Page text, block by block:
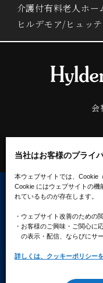
当社はお客様のプライ
本ウェブサイトでは、Cookie
Cookie にはウェブサイトの機
れているものが存在します。
・ウェブサイト改善のための
・お客様のご興味・ご関心に
の表示・配信、ならびにサ
詳しくは、クッキーポリシー
介護付有料老人ホー
ヒルデモア/ヒュッ
会
プライバシーポリシ